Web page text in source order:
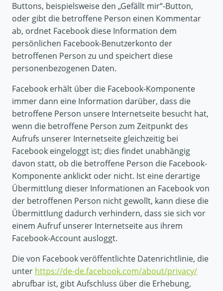
Buttons, beispielsweise den „Gefällt mir“-Button,
oder gibt die betroffene Person einen Kommentar
ab, ordnet Facebook diese Information dem
persönlichen Facebook-Benutzerkonto der
betroffenen Person zu und speichert diese
personenbezogenen Daten.
Facebook erhält über die Facebook-Komponente
immer dann eine Information darüber, dass die
betroffene Person unsere Internetseite besucht hat,
wenn die betroffene Person zum Zeitpunkt des
Aufrufs unserer Internetseite gleichzeitig bei
Facebook eingeloggt ist; dies findet unabhängig
davon statt, ob die betroffene Person die Facebook-
Komponente anklickt oder nicht. Ist eine derartige
Übermittlung dieser Informationen an Facebook von
der betroffenen Person nicht gewollt, kann diese die
Übermittlung dadurch verhindern, dass sie sich vor
einem Aufruf unserer Internetseite aus ihrem
Facebook-Account ausloggt.
Die von Facebook veröffentlichte Datenrichtlinie, die
unter https://de-de.facebook.com/about/privacy/
abrufbar ist, gibt Aufschluss über die Erhebung,